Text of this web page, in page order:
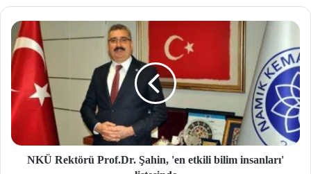
site
si
NKÜ Rektörü Prof.Dr. Şahin, 'en etkili bilim insanları'